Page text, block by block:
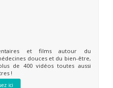
et films autour du
douces et du bien-être,
de 400 vidéos toutes aussi
!
ici